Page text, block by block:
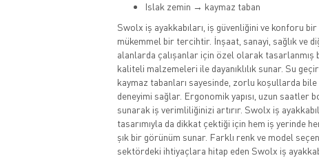
Islak zemin → kaymaz taban
Swolx iş ayakkabıları, iş güvenliğini ve konforu
mükemmel bir tercihtir. İnşaat, sanayi, sağlık ve
alanlarda çalışanlar için özel olarak tasarlanmış
kaliteli malzemeleri ile dayanıklılık sunar. Su
kaymaz tabanları sayesinde, zorlu koşullarda
deneyimi sağlar. Ergonomik yapısı, uzun saatler
sunarak iş verimliliğinizi artırır. Swolx iş
tasarımıyla da dikkat çektiği için hem iş yerinde
şık bir görünüm sunar. Farklı renk ve model
sektördeki ihtiyaçlara hitap eden Swolx iş